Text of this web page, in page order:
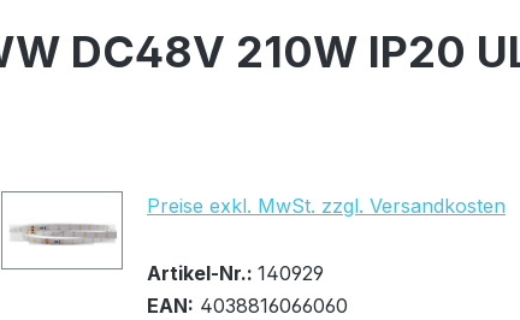
DC48V 210W IP20
Preise exkl. MwSt. zzgl. Versandkosten
Bestand:6x
Sofort verfügbar, Lieferzeit: 1-2 Tage
Artikel-Nr.: 140929
EAN: 4038816066060